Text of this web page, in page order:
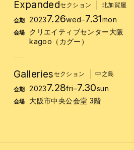
Expandedセクション 北加賀屋
会期 20237.26wed–7.31mon
会場
クリエイティブセンター大阪
kagoo（カグー）
Galleriesセクション 中之島
会期 20237.28fri–7.30sun
会場 大阪市中央公会堂 3階